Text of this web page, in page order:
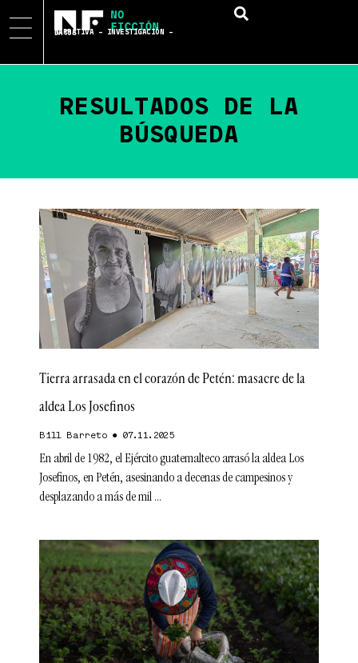
NARRATIVA – INVESTIGACIÓN – DATOS
RESULTADOS DE LA
BÚSQUEDA
Tierra arrasada en el corazón de Petén: masacre de la
aldea Los Josefinos
Bill Barreto 07.11.2025
En abril de 1982, el Ejército guatemalteco arrasó la aldea Los
Josefinos, en Petén, asesinando a decenas de campesinos y
desplazando a más de mil